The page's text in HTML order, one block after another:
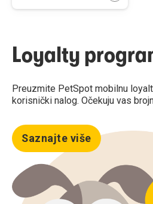
Loyalty
Preuzmite PetSpot mobilnu
korisnički nalog. Očekuju vas
Saznajte više